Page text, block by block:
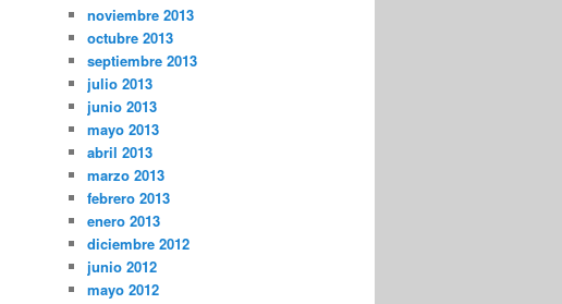
noviembre 2013
octubre 2013
septiembre 2013
julio 2013
junio 2013
mayo 2013
abril 2013
marzo 2013
febrero 2013
enero 2013
diciembre 2012
junio 2012
mayo 2012